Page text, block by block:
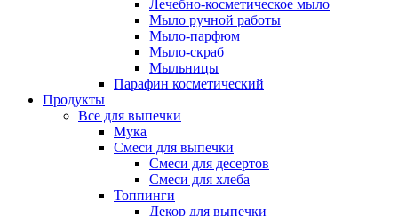
Лечебно-косметическое мыло
Мыло ручной работы
Мыло-парфюм
Мыло-скраб
Мыльницы
Парафин косметический
Продукты
Все для выпечки
Мука
Смеси для выпечки
Смеси для десертов
Смеси для хлеба
Топпинги
Декор для выпечки